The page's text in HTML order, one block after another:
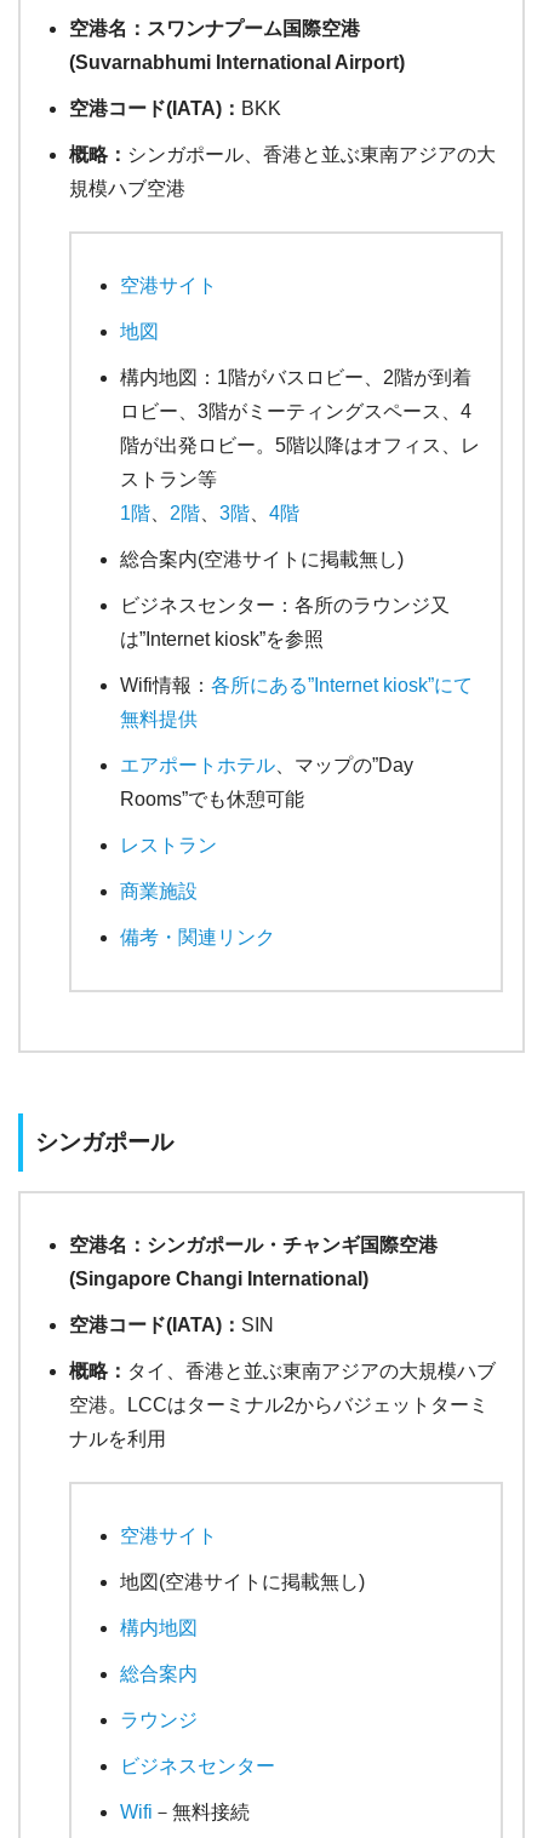
空港名：スワンナプーム国際空港
(Suvarnabhumi International Airport)
空港コード(IATA)： BKK
概略： シンガポール、香港と並ぶ東南アジアの大
規模ハブ空港
空港サイト
地図
構内地図：1階がバスロビー、2階が到着
ロビー、3階がミーティングスペース、4
階が出発ロビー。5階以降はオフィス、レ
ストラン等
1階、 2階、 3階、 4階
総合案内(空港サイトに掲載無し)
ビジネスセンター：各所のラウンジ又
は”Internet kiosk”を参照
Wifi情報： 各所にある”Internet kiosk”にて
無料提供
エアポートホテル、マップの”Day
Rooms”でも休憩可能
レストラン
商業施設
備考・関連リンク
シンガポール
空港名：シンガポール・チャンギ国際空港
(Singapore Changi International)
空港コード(IATA)： SIN
概略： タイ、香港と並ぶ東南アジアの大規模ハブ
空港。LCCはターミナル2からバジェットターミ
ナルを利用
空港サイト
地図(空港サイトに掲載無し)
構内地図
総合案内
ラウンジ
ビジネスセンター
Wifi －無料接続